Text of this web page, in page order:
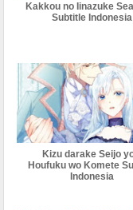
Kakkou no Iinazuke
Subtitle Indonesia
Kizu darake Seijo
Houfuku wo Komete
Indonesia